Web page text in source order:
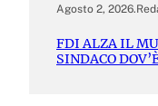
Agosto 2, 2026.
FDI ALZA IL
SINDACO